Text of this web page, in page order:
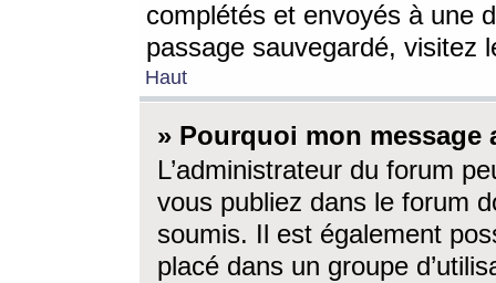
complétés et envoyés à une
passage sauvegardé, visitez
Haut
» Pourquoi mon message
L’administrateur du forum
vous publiez dans le forum
soumis. Il est également
placé dans un groupe